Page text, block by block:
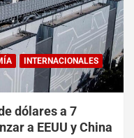
INTERNACIONALES
dólares a 7
a EEUU y China